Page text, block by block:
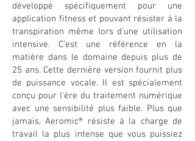
développé spécifiquement pour une
application fitness et pouvant résister à la
transpiration même lors d’une utilisation
intensive. C’est une référence en la
matière dans le domaine depuis plus de
25 ans. Cette dernière version fournit plus
de puissance vocale. Il est spécialement
conçu pour l’ère du traitement numérique
avec une sensibilité plus faible. Plus que
jamais, Aeromic® résiste à la charge de
travail la plus intense que vous puissiez